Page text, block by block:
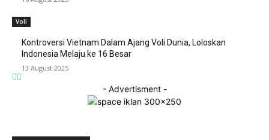
Voli
Kontroversi Vietnam Dalam Ajang Voli Dunia, Loloskan
Indonesia Melaju ke 16 Besar
13 August 2025
- Advertisment -